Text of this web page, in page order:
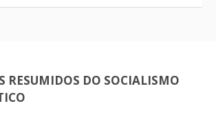
RESUMIDOS DO SOCIALISMO